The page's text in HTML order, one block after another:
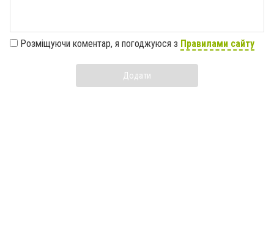
Розміщуючи коментар, я погоджуюся з Правилами сайту
Додати